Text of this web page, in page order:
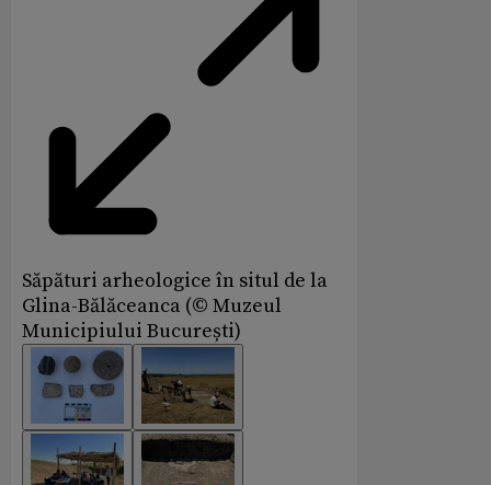
Săpături arheologice în situl de la
Glina-Bălăceanca (© Muzeul
Municipiului București)